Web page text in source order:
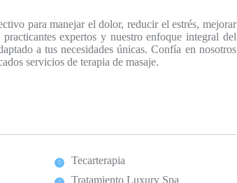
para manejar el dolor, reducir el estrés, mejorar
expertos y nuestro enfoque integral del
a tus necesidades únicas. Confía en nosotros
servicios de terapia de masaje.
Tecarterapia
Tratamiento Luxury Spa